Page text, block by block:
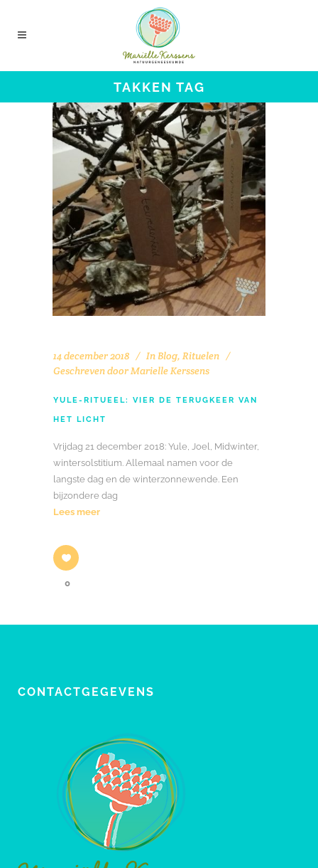
TAKKEN TAG
14 december 2018 In Blog, Rituelen
Geschreven doorMarielle Kerssens
YULE-RITUEEL: VIER DE TERUGKEER VAN
HET LICHT
Vrijdag 21 december 2018: Yule, Joel, Midwinter,
wintersolstitium. Allemaal namen voor de
langste dag en de winterzonnewende. Een
bijzondere dag
Lees meer
0
CONTACTGEGEVENS